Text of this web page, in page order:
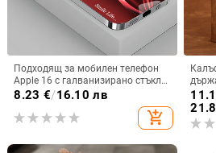
Подходящ за мобилен телефон
Apple 16 с галванизирано стъкло
и ослепителна течаща светлина,
семпъл iPhone 17 Pro, модерен и
лек луксозен 14 Plus.
8.23 €/16.10 лв
add_shopping_cart
през